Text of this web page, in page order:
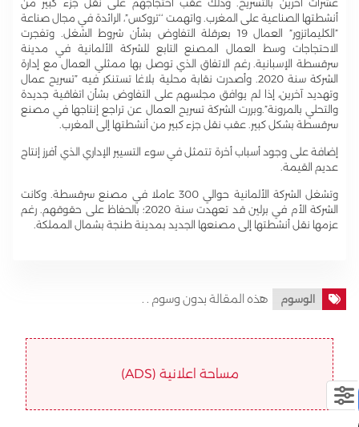
عشرات آخرين بالتسريح. وذلك عقب احتجاجهم على نقل جزء كبير من
أنشطتها الصناعية على المغرب. واتهمت ‘‘تروكس”، الرائدة في مجال صناعة
”الكليماتزور” العمال 19 بعرقلة التفاوض بشأن شروط الشغل. وتفجرت
الاحتجاجات وسط العمال المصنع التابع للشركة الألمانية في مدينة
سرقسطة الإسبانية. رغم الاتفاق الذي توصل بها ممثلي العمال مع إدارة
الشركة سنة 2020. وأصدرت نقابة محلية بلاغا تستنكر فيه ”تسريح عمال
وتهديد آخرين، إذا لم يوافق مجلسهم على التفاوض بشأن اتفاقية جديدة
والتحلي بالمرونة”.وبررت الشركة تسريح العمال عن تراجع إنتاجها في مصنع
سرقسطة بشكل كبير. عقب نقل جزء كبير من أنشطتها إلى المغرب.
إضافة على وجود أسباب أخرة تتمثل في سوء التسيير الإداري الذي أفرز إنتاج
عديم القيمة.
وتشغل الشركة الألمانية حوالي 300 عاملا في مصنع سرقسطة. وكانت
الشركة الأم في برلين قد تعهدت سنة 2020؛ بالحفاظ على حقوقهم. رغم
عزمها نقل أنشطتها إلى مصنعها الجديد بمدينة طنجة بشمال المملكة.
الوسوم هذه المقالة بدون وسوم . .
مساحة اعلانية (ADS)